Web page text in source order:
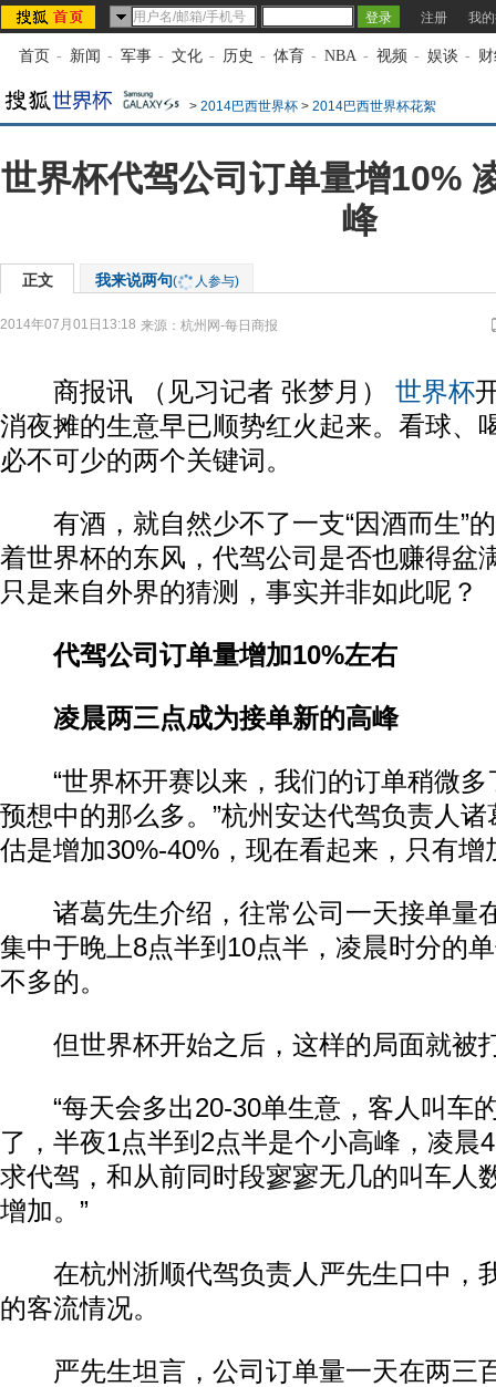
注册 我
首页 - 新闻 - 军事 - 文化 - 历史 - 体育 - NBA - 视频 - 娱谈 -
> 2014巴西世界杯 > 2014巴西世界杯花絮
世界杯代驾公司订单量增10%
峰
正文 我来说两句( 人参与)
2014年07月01日13:18 来源： 杭州网-每日商报
商报讯 （见习记者 张梦月） 世界杯
消夜摊的生意早已顺势红火起来。看球、
必不可少的两个关键词。
有酒，就自然少不了一支“因酒而生”
着世界杯的东风，代驾公司是否也赚得盆
只是来自外界的猜测，事实并非如此呢？
代驾公司订单量增加10%左右
凌晨两三点成为接单新的高峰
“世界杯开赛以来，我们的订单稍微多
预想中的那么多。”杭州安达代驾负责人诸
估是增加30%-40%，现在看起来，只有增
诸葛先生介绍，往常公司一天接单量
集中于晚上8点半到10点半，凌晨时分的
不多的。
但世界杯开始之后，这样的局面就被
“每天会多出20-30单生意，客人叫车
了，半夜1点半到2点半是个小高峰，凌晨
求代驾，和从前同时段寥寥无几的叫车人
增加。”
在杭州浙顺代驾负责人严先生口中，
的客流情况。
严先生坦言，公司订单量一天在两三